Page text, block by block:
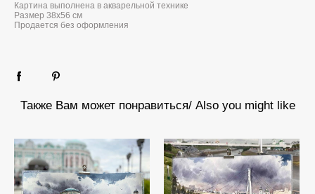
Картина выполнена в акварельной технике
Размер 38x56 см
Продается без оформления
Также Вам может понравиться/ Also you might like